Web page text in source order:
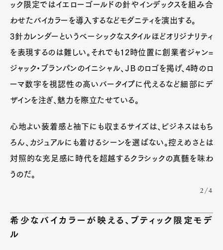
ック限定ではイエローゴールドの針やインデックスを組み合
わせたバイカラーを導入するなどモダニティを演出する。
3針カレンダーというベーシックなスタイルほどオリジナリティ
を表現するのは難しい。それでも12時位置に創業者ジャン=
ジャック・ブランパンのイニシャル、ＪＢのロゴを掲げ、4時のロ
ーマ数字を視認性の高いバータイプに代えるなど細部にデ
ザインを注ぎ、魅力を際立たせている。
心地よい装着感と袖下にも収まるサイズは、ビジネスはもち
ろん、カジュアルにも着けるシーンを選ばない。控えめさとは
対照的な充足感に時代を超越するクラシックの真髄を味わ
うのだ。
2/4
希少なバイカラーが映える、ブティック限定モデ
ル